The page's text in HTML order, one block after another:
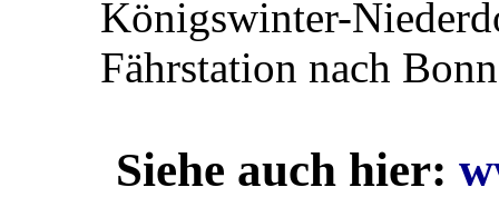
Königswinter-
Fährstation nach
Siehe auch hier: